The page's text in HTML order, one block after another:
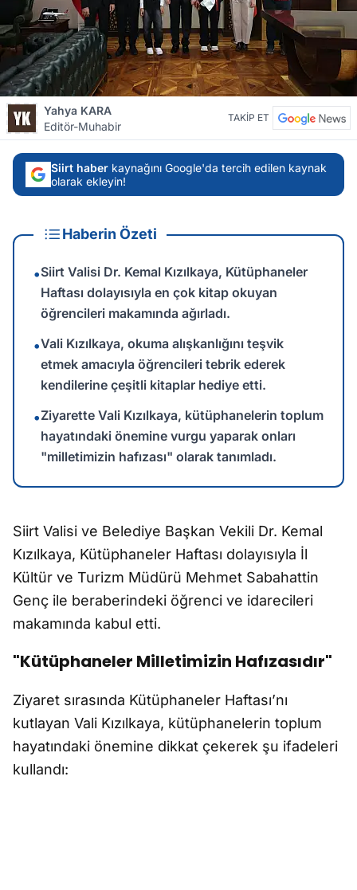
Yahya KARA
Editör-Muhabir
TAKİP ET
Siirt haber kaynağını Google'da tercih edilen kaynak
olarak ekleyin!
Haberin Özeti
•Siirt Valisi Dr. Kemal Kızılkaya, Kütüphaneler
Haftası dolayısıyla en çok kitap okuyan
öğrencileri makamında ağırladı.
•Vali Kızılkaya, okuma alışkanlığını teşvik
etmek amacıyla öğrencileri tebrik ederek
kendilerine çeşitli kitaplar hediye etti.
•Ziyarette Vali Kızılkaya, kütüphanelerin toplum
hayatındaki önemine vurgu yaparak onları
"milletimizin hafızası" olarak tanımladı.
Siirt Valisi ve Belediye Başkan Vekili Dr. Kemal
Kızılkaya, Kütüphaneler Haftası dolayısıyla İl
Kültür ve Turizm Müdürü Mehmet Sabahattin
Genç ile beraberindeki öğrenci ve idarecileri
makamında kabul etti.
"Kütüphaneler Milletimizin Hafızasıdır"
Ziyaret sırasında Kütüphaneler Haftası’nı
kutlayan Vali Kızılkaya, kütüphanelerin toplum
hayatındaki önemine dikkat çekerek şu ifadeleri
kullandı: